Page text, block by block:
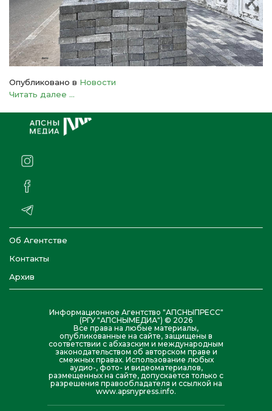
Опубликовано в Новости
Читать далее ...
Об Агентстве
Контакты
Архив
Информационное Агентство "АПСНЫПРЕСС"
(РГУ "АПСНЫМЕДИА") © 2026
Все права на любые материалы,
опубликованные на сайте, защищены в
соответствии с абхазским и международным
законодательством об авторском праве и
смежных правах. Использование любых
аудио-, фото- и видеоматериалов,
размещенных на сайте, допускается только с
разрешения правообладателя и ссылкой на
www.apsnypress.info.